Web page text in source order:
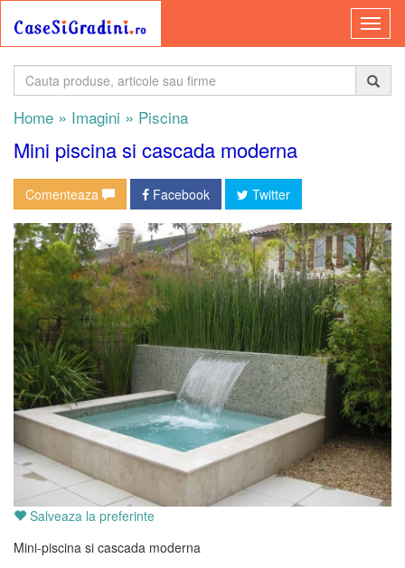
Home » Imagini » Piscina
Mini piscina si cascada moderna
Comenteaza Facebook Twitter
Salveaza la preferinte
Mini-piscina si cascada moderna